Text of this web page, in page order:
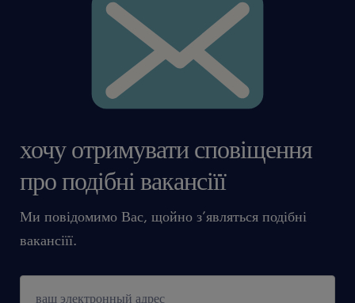
хочу отримувати сповіщення
про подібні вакансіїї
Ми повідомимо Вас, щойно з’являться подібні
вакансіїї.